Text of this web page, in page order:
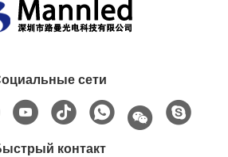
сети
контакт